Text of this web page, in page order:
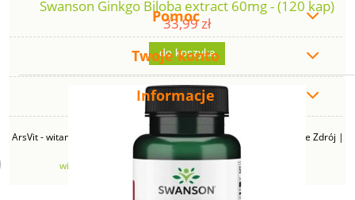
Swanson Ginkgo Biloba extract 60mg - (120 kap)
33,99 zł
do koszyka
Pomoc
Twoje konto
Informacje
ArsVit - witaminyswanson.pl | ul. Zimowa 49B, 43-230 Goczałkowice Zdrój |
NIP: 6381219140 | REGON: 276280385 | Email:
witaminyswanson@gmail.com| Telefon:665 626 833